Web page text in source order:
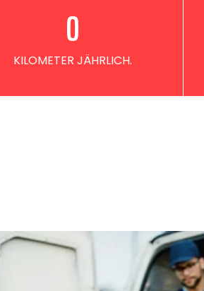
KILOMETER JÄHRLICH.
0